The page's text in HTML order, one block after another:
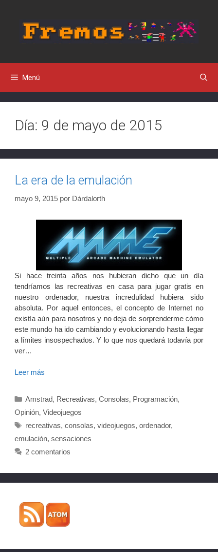
contenido
Menú
Día: 9 de mayo de 2015
La era de la emulación
mayo 9, 2015 por Dárdalorth
Si hace treinta años nos hubieran dicho que un día
tendríamos las recreativas en casa para jugar gratis en
nuestro ordenador, nuestra incredulidad hubiera sido
absoluta. Por aquel entonces, el concepto de Internet no
existía aún para nosotros y no deja de sorprenderme cómo
este mundo ha ido cambiando y evolucionando hasta llegar
a límites insospechados. Y lo que nos quedará todavía por
ver…
Leer más
Categorías
Amstrad, Recreativas, Consolas, Programación,
Opinión, Videojuegos
Etiquetas
recreativas, consolas, videojuegos, ordenador,
emulación, sensaciones
2 comentarios